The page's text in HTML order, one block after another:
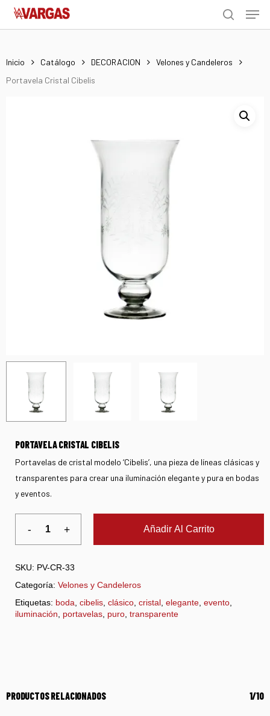
Skip
search
Menu
Inicio Catálogo DECORACION
Velones y Candeleros
Portavela Cristal Cibelis
PORTAVELA CRISTAL CIBELIS
Portavelas de cristal modelo ‘Cibelis’, una pieza de líneas clásicas y
transparentes para crear una iluminación elegante y pura en bodas
y eventos.
Añadir Al Carrito
SKU: PV-CR-33
Categoría: Velones y Candeleros
Etiquetas: boda cibelis clásico cristal elegante evento
iluminación
portavelas puro transparente
PRODUCTOS RELACIONADOS 1/10